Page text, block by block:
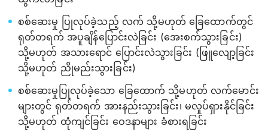
စစ်ဆေးမှု ပြုလုပ်ခဲ့သည့် လက် သို့မဟုတ် ခြေထောက်တွင်
ရုတ်တရက် အပူချိန်ပြောင်းလဲခြင်း (အေးစက်သွားခြင်း)
သို့မဟုတ် အသားရောင် ပြောင်းလဲသွားခြင်း (ဖြူလျော့ခြင်း
သို့မဟုတ် ညိုမည်းသွားခြင်း)
စစ်ဆေးမှုပြုလုပ်ခဲ့သော ခြေထောက် သို့မဟုတ် လက်မောင်း
များတွင် ရုတ်တရက် အားနည်းသွားခြင်း၊ မလှုပ်ရှားနိုင်ခြင်း
သို့မဟုတ် ထုံကျင်ခြင်း ဝေဒနာများ ခံစားရခြင်း